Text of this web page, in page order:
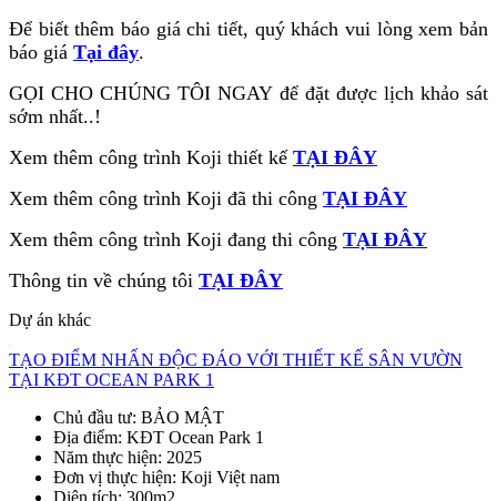
Để biết thêm báo giá chi tiết, quý khách vui lòng xem bản
báo giá Tại đây.
GỌI CHO CHÚNG TÔI NGAY để đặt được lịch khảo sát
sớm nhất..!
Xem thêm công trình Koji thiết kế TẠI ĐÂY
Xem thêm công trình Koji đã thi công TẠI ĐÂY
Xem thêm công trình Koji đang thi công TẠI ĐÂY
Thông tin về chúng tôi TẠI ĐÂY
Dự án khác
TẠO ĐIỂM NHẤN ĐỘC ĐÁO VỚI THIẾT KẾ SÂN VƯỜN
TẠI KĐT OCEAN PARK 1
Chủ đầu tư: BẢO MẬT
Địa điểm: KĐT Ocean Park 1
Năm thực hiện: 2025
Đơn vị thực hiện: Koji Việt nam
Diện tích: 300m2